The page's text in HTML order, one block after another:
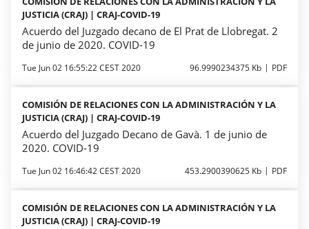
JUSTICIA (CRAJ) | CRAJ-COVID-19
Acuerdo del Juzgado decano de El Prat de Llobregat. 2
de junio de 2020. COVID-19
Tue Jun 02 16:55:22 CEST 2020 96.9990234375 Kb PDF
COMISIÓN DE RELACIONES CON LA ADMINISTRACIÓN Y LA
JUSTICIA (CRAJ) | CRAJ-COVID-19
Acuerdo del Juzgado Decano de Gavà. 1 de junio de
2020. COVID-19
Tue Jun 02 16:46:42 CEST 2020 453.2900390625 Kb PDF
COMISIÓN DE RELACIONES CON LA ADMINISTRACIÓN Y LA
JUSTICIA (CRAJ) | CRAJ-COVID-19